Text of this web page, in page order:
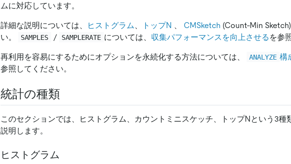
ムに対応しています。
詳細な説明については、 ヒストグラム トップN CMSketch (Count-Min
い。
SAMPLES / SAMPLERATE については、 収集パフォーマンスを向上させる を参
再利用を容易にするためにオプションを永続化する方法については、 ANALYZE 構
参照してください。
統計の種類
このセクションでは、ヒストグラム、カウントミニスケッチ、トップNという3種
説明します。
ヒストグラム